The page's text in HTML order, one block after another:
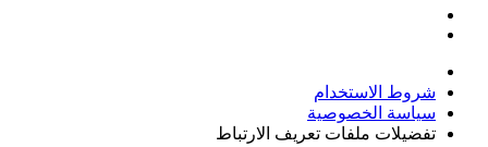
شروط الاستخدام
سياسة الخصوصية
تفضيلات ملفات تعريف الارتباط